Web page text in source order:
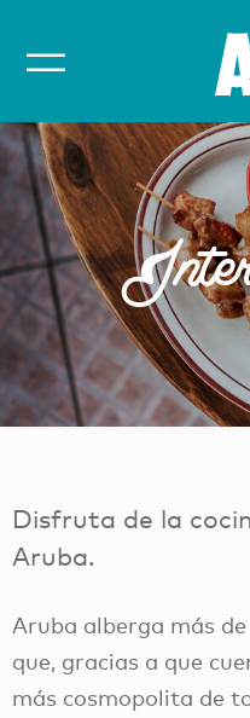
Disfruta de la
Aruba.
Aruba alberga más
que, gracias a que
más cosmopolita de